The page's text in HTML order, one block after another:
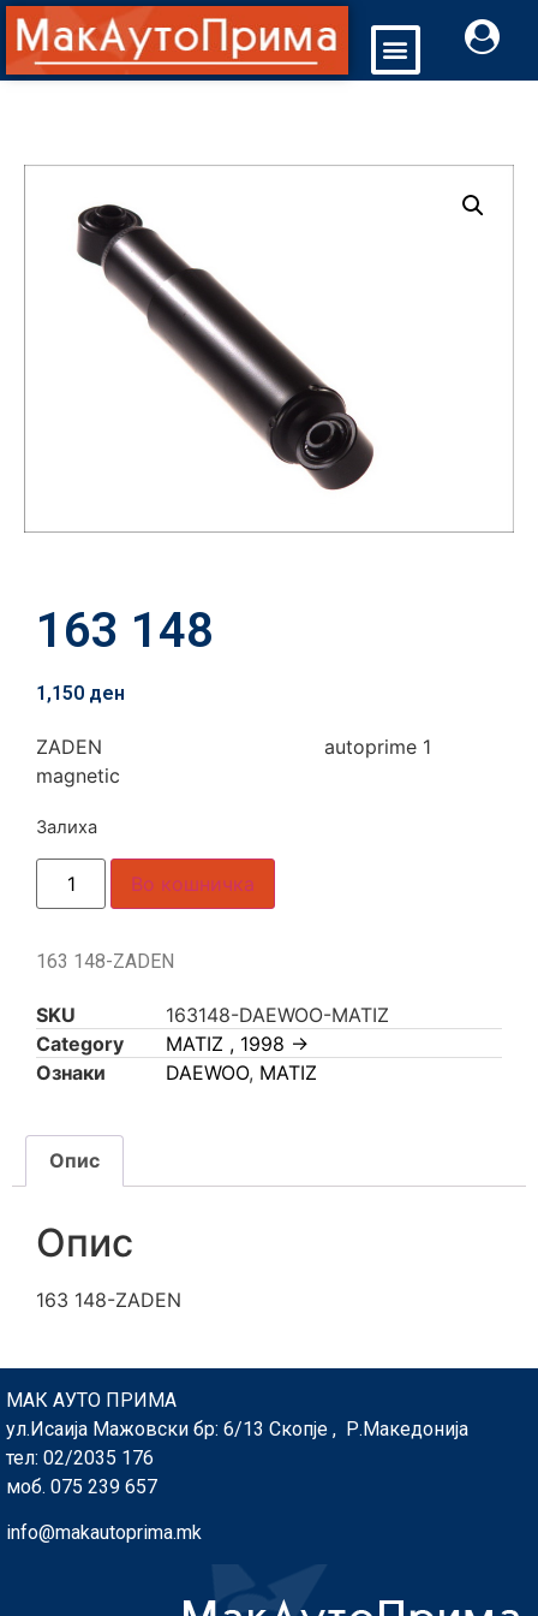
163 148
1,150 ден
ZADEN autoprime 1
magnetic
Залиха
Во кошничка
163 148-ZADEN
SKU
163148-DAEWOO-MATIZ
Category
MATIZ , 1998 ->
Ознаки
DAEWOO, MATIZ
Опис
Опис
163 148-ZADEN
МАК АУТО ПРИМА
ул.Исаија Мажовски бр: 6/13 Скопје , Р.Македонија
тел: 02/2035 176
моб. 075 239 657
info@makautoprima.mk